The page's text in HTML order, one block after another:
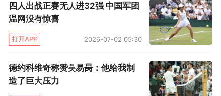
旦这一盘被破发后就很难拿回来了，希望明天在
接发球上有所突破。”
球员之外，吴易昺是首位击败世界前十的中国大
陆男球员，并将创造创造个人和中国大陆男选手
四人出战正赛无人进32强 中国军团
温网没有惊喜
2026-07-02 05:30
德约科维奇称赞吴易昺：他给我制
造了巨大压力